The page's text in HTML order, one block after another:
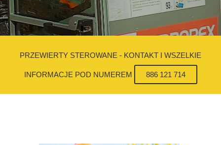
PRZEWIERTY STEROWANE - KONTAKT I WSZELKIE
INFORMACJE POD NUMEREM 886 121 714